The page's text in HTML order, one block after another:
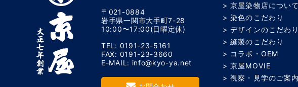
〒021-0884
岩手県一関市大手町7-28
10:00〜17:00(日曜定休)
TEL: 0191-23-5161
FAX: 0191-23-3660
E-MAIL: info@kyo-ya.net
> 京屋染物店について
> 染色のこだわり
> デザインのこだわり
> 縫製のこだわり
> コラボ・OEM
> 京屋MOVIE
> 視察・見学のご案内